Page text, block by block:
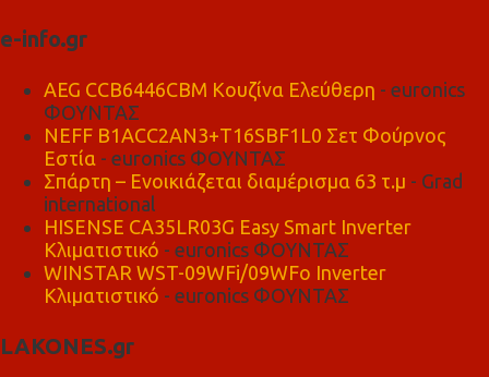
e-info.gr
AEG CCB6446CBM Κουζίνα Ελεύθερη - euronics
ΦΟΥΝΤΑΣ
NEFF B1ACC2AN3+T16SBF1L0 Σετ Φούρνος
Εστία - euronics ΦΟΥΝΤΑΣ
Σπάρτη – Ενοικιάζεται διαμέρισμα 63 τ.μ - Grad
international
HISENSE CA35LR03G Easy Smart Inverter
Κλιματιστικό - euronics ΦΟΥΝΤΑΣ
WINSTAR WST-09WFi/09WFo Inverter
Κλιματιστικό - euronics ΦΟΥΝΤΑΣ
LAKONES.gr